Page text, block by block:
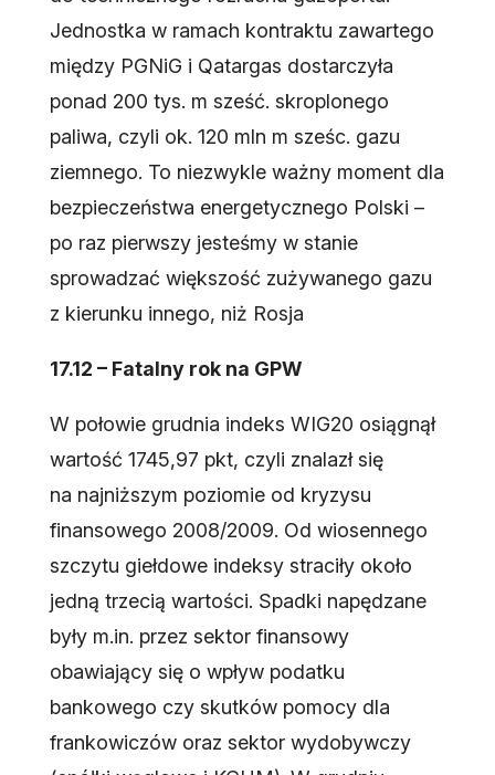
Jednostka w ramach kontraktu zawartego
między PGNiG i Qatargas dostarczyła
ponad 200 tys. m sześć. skroplonego
paliwa, czyli ok. 120 mln m sześc. gazu
ziemnego. To niezwykle ważny moment dla
bezpieczeństwa energetycznego Polski –
po raz pierwszy jesteśmy w stanie
sprowadzać większość zużywanego gazu
z kierunku innego, niż Rosja
17.12 – Fatalny rok na GPW
W połowie grudnia indeks WIG20 osiągnął
wartość 1745,97 pkt, czyli znalazł się
na najniższym poziomie od kryzysu
finansowego 2008/2009. Od wiosennego
szczytu giełdowe indeksy straciły około
jedną trzecią wartości. Spadki napędzane
były m.in. przez sektor finansowy
obawiający się o wpływ podatku
bankowego czy skutków pomocy dla
frankowiczów oraz sektor wydobywczy